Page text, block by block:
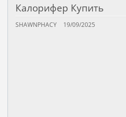
Калорифер Купить
SHAWNPHACY 19/09/2025